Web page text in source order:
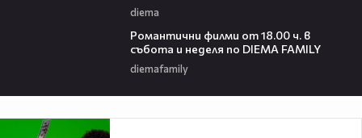
diema
Романтични филми от 18.00 ч. в
събота и неделя по DIEMA FAMILY
diemafamily